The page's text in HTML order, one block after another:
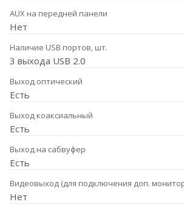
AUX на передней панели
Нет
Наличие USB портов, шт.
3 выхода USB 2.0
Выход оптический
Есть
Выход коаксиальный
Есть
Выход на сабвуфер
Есть
Видеовыход (для подключения доп.
Нет